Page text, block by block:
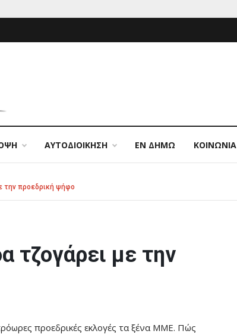
ΑΥΤΟΔΙΟΙΚΗΣΗ ΕΝ ΔΗΜΩ ΚΟΙΝΩΝΙΑ
την προεδρική ψήφο
τζογάρει με την
προεδρικές εκλογές τα ξένα ΜΜΕ. Πώς